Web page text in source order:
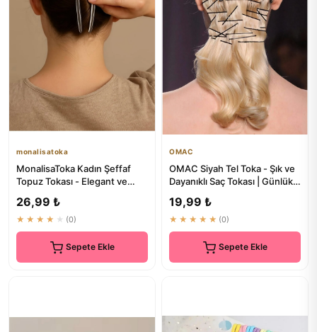
monalisatoka
MonalisaToka Kadın Şeffaf
Topuz Tokası - Elegant ve
26,99 ₺
★★★★★ (0)
Sepete Ekle
OMAC
OMAC Siyah Tel Toka - Şık ve
Dayanıklı Saç Tokası | Günlük
19,99 ₺
★★★★★ (0)
Sepete Ekle